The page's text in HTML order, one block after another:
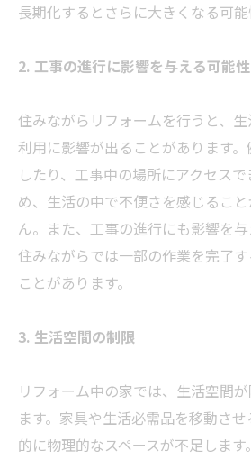
長期化するとさらに大きくなる可能
2. 工事の進行に影響を与える可能性
住みながらリフォームを行うと、
利用に影響が出ることがあります
したり、工事中の場所にアクセス
め、生活の中で不便さを感じるこ
ん。また、工事の進行にも影響を与
住みながらでは一部の作業を完了
ことがあります。
3. 生活空間の制限
リフォーム中の家では、生活空間
ます。家具や生活必需品を移動さ
的に物理的なスペースが不足しま